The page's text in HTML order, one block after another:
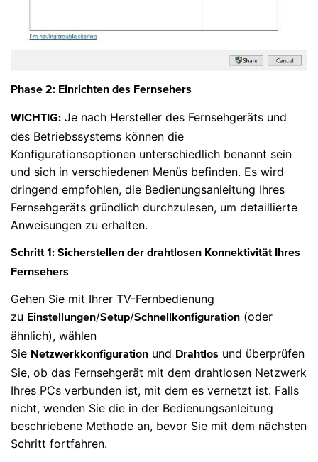
Phase 2: Einrichten des Fernsehers
WICHTIG: Je nach Hersteller des Fernsehgeräts und
des Betriebssystems können die
Konfigurationsoptionen unterschiedlich benannt sein
und sich in verschiedenen Menüs befinden. Es wird
dringend empfohlen, die Bedienungsanleitung Ihres
Fernsehgeräts gründlich durchzulesen, um detaillierte
Anweisungen zu erhalten.
Schritt 1: Sicherstellen der drahtlosen Konnektivität Ihres
Fernsehers
Gehen Sie mit Ihrer TV-Fernbedienung
zu Einstellungen/Setup/Schnellkonfiguration (oder
ähnlich), wählen
Sie Netzwerkkonfiguration und Drahtlos und überprüfen
Sie, ob das Fernsehgerät mit dem drahtlosen Netzwerk
Ihres PCs verbunden ist, mit dem es vernetzt ist. Falls
nicht, wenden Sie die in der Bedienungsanleitung
beschriebene Methode an, bevor Sie mit dem nächsten
Schritt fortfahren.